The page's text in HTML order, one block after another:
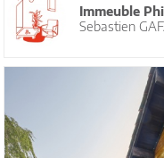
Immeuble
Sebastien